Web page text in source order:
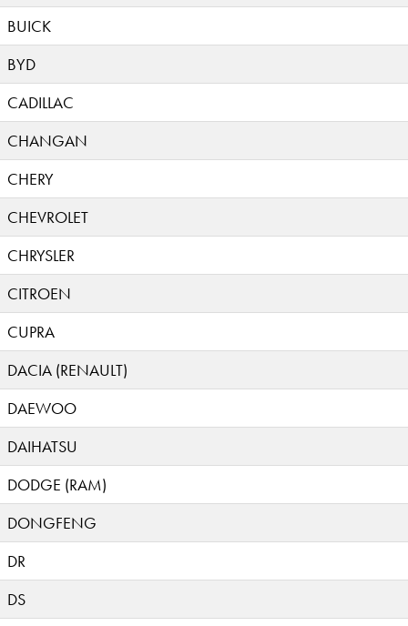
BUICK
BYD
CADILLAC
CHANGAN
CHERY
CHEVROLET
CHRYSLER
CITROEN
CUPRA
DACIA (RENAULT)
DAEWOO
DAIHATSU
DODGE (RAM)
DONGFENG
DR
DS